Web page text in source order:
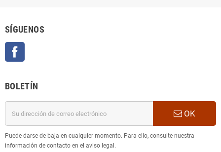
SÍGUENOS
BOLETÍN
OK
Puede darse de baja en cualquier momento. Para ello, consulte nuestra
información de contacto en el aviso legal.